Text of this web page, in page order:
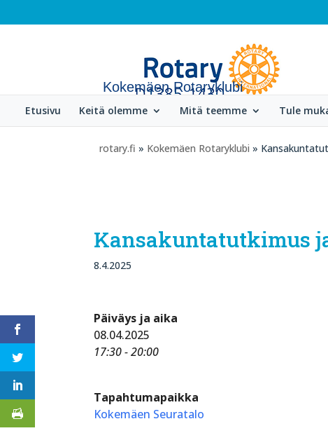
Kokemäen Rotaryklubi
Etusivu Keitä olemme Mitä teemme Tule
rotary.fi » Kokemäen Rotaryklubi »
Kansakuntatutkimus
8.4.2025
Päiväys ja aika
08.04.2025
17:30 - 20:00
Tapahtumapaikka
Kokemäen Seuratalo